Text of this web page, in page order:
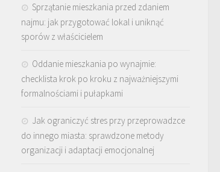
Sprzątanie mieszkania przed zdaniem
najmu: jak przygotować lokal i uniknąć
sporów z właścicielem
Oddanie mieszkania po wynajmie:
checklista krok po kroku z najważniejszymi
formalnościami i pułapkami
Jak ograniczyć stres przy przeprowadzce
do innego miasta: sprawdzone metody
organizacji i adaptacji emocjonalnej